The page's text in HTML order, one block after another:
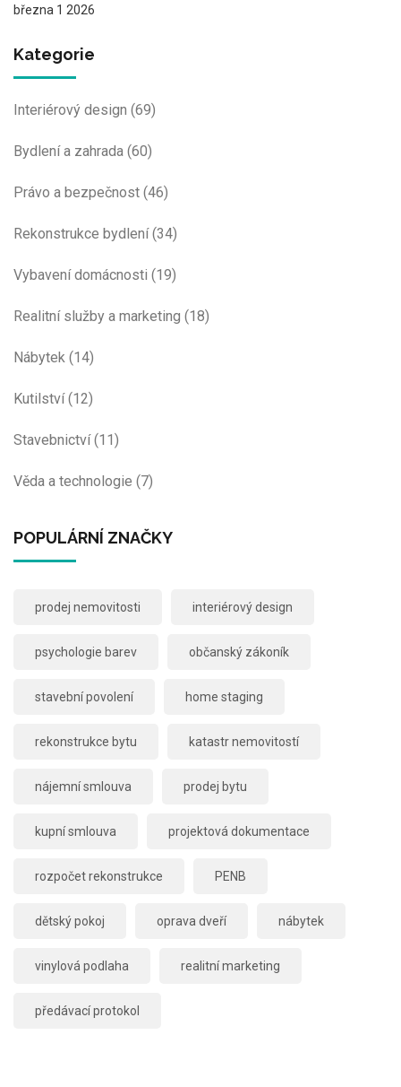
března 1 2026
Kategorie
Interiérový design (69)
Bydlení a zahrada (60)
Právo a bezpečnost (46)
Rekonstrukce bydlení(34)
Vybavení domácnosti (19)
Realitní služby a marketing (18)
Nábytek (14)
Kutilství(12)
Stavebnictví(11)
Věda a technologie (7)
POPULÁRNÍ ZNAČKY
prodej nemovitosti interiérový design
psychologie barev občanský zákoník
stavební povolení home staging
rekonstrukce bytu katastr nemovitostí
nájemní smlouva prodej bytu
kupní smlouva projektová dokumentace
rozpočet rekonstrukce PENB
dětský pokoj oprava dveří nábytek
vinylová podlaha realitní marketing
předávací protokol